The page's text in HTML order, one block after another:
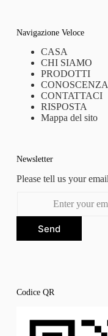
Navigazione Veloce
CASA
CHI SIAMO
PRODOTTI
CONOSCENZA
CONTATTACI
RISPOSTA
Mappa del sito
Newsletter
Please tell us your
Send
Codice QR